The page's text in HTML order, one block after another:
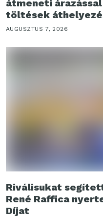
átmeneti
töltések
AUGUSZTUS 7, 2026
Riválisukat
René Raffica
Díjat